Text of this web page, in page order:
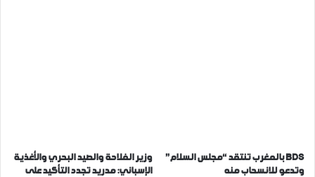
BDS بالمغرب تنتقد “مجلس السلام”
وتدعو للانسحاب منه
وزير الفلاحة والصيد البحري والأغذية
الإسباني: مدريد تجدد التأكيد على